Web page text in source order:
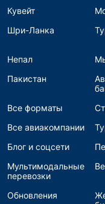
Кувейт
Шри-Ланка
Непал
Пакистан
Все форматы
Все авиакомпании
Блог и соцсети
Мультимодальные
перевозки
Обновления